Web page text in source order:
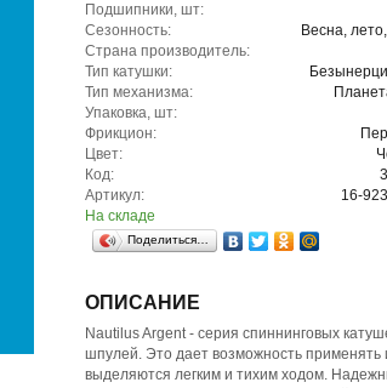
Подшипники, шт:
Сезонность:
Весна,
Страна производитель:
Тип катушки:
Тип механизма:
Упаковка, шт:
Фрикцион:
Цвет:
Код:
Артикул:
16-
На складе
Поделиться…
ОПИСАНИЕ
Nautilus Argent - серия спиннинговых
шпулей. Это дает возможность применять
выделяются легким и тихим ходом.